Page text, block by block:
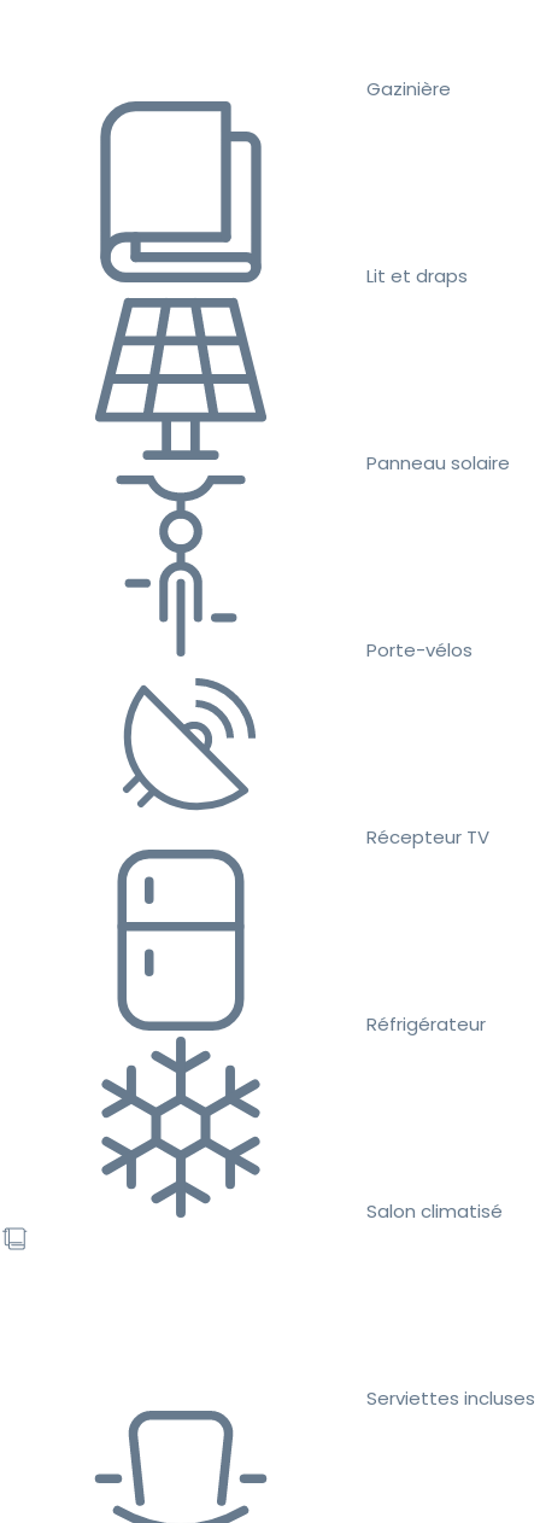
Gazinière
Lit et draps
Panneau solaire
Porte-vélos
Récepteur TV
Réfrigérateur
Salon climatisé
Serviettes incluses